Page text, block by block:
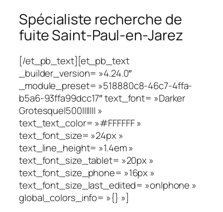
Spécialiste recherche de
fuite Saint-Paul-en-Jarez
[/et_pb_text][et_pb_text
_builder_version= »4.24.0″
_module_preset= »518880c8-46c7-4ffa-
b5a6-93ffa99dcc17″ text_font= »Darker
Grotesque|500||||||| »
text_text_color= »#FFFFFF »
text_font_size= »24px »
text_line_height= »1.4em »
text_font_size_tablet= »20px »
text_font_size_phone= »16px »
text_font_size_last_edited= »on|phone »
global_colors_info= »{} »]